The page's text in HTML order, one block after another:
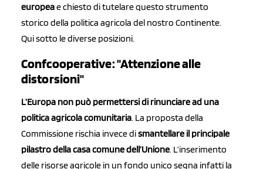
europeae chiesto di tutelare questo strumento
storico della politica agricola del nostro Continente.
Qui sotto le diverse posizioni.
Confcooperative: "Attenzione alle
distorsioni"
L’Europa non può permettersi di rinunciare ad una
politica agricola comunitaria. La proposta della
Commissione rischia invece dismantellare il principale
pilastro della casa comune dell’Unione. L’inserimento
delle risorse agricole in un fondo unico segna infatti la